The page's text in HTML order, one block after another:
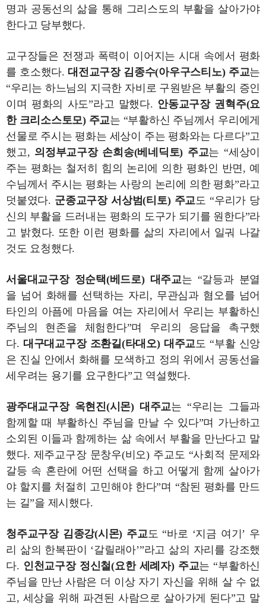
명과 공동선의 삶을 통해 그리스도의 부활을 살아가야
한다고 당부했다.
교구장들은 전쟁과 폭력이 이어지는 시대 속에서 평화
를 호소했다. 대전교구장 김종수(아우구스티노) 주교는
“우리는 하느님의 지극한 자비로 구원받은 부활의 증인
이며 평화의 사도”라고 말했다. 안동교구장 권혁주(요
한 크리소스토모) 주교는 “부활하신 주님께서 우리에게
선물로 주시는 평화는 세상이 주는 평화와는 다르다”고
했고, 의정부교구장 손희송(베네딕토) 주교는 “세상이
주는 평화는 철저히 힘의 논리에 의한 평화인 반면, 예
수님께서 주시는 평화는 사랑의 논리에 의한 평화”라고
덧붙였다. 군종교구장 서상범(티토) 주교도 “우리가 당
신의 부활을 드러내는 평화의 도구가 되기를 원한다”라
고 밝혔다. 또한 이런 평화를 삶의 자리에서 일궈 나갈
것도 요청했다.
서울대교구장 정순택(베드로) 대주교는 “갈등과 분열
을 넘어 화해를 선택하는 자리, 무관심과 혐오를 넘어
타인의 아픔에 마음을 여는 자리에서 우리는 부활하신
주님의 현존을 체험한다”며 우리의 응답을 촉구했
다. 대구대교구장 조환길(타대오) 대주교도 “부활 신앙
은 진실 안에서 화해를 모색하고 정의 위에서 공동선을
세우려는 용기를 요구한다”고 역설했다.
광주대교구장 옥현진(시몬) 대주교는 “우리는 그들과
함께할 때 부활하신 주님을 만날 수 있다”며 가난하고
소외된 이들과 함께하는 삶 속에서 부활을 만난다고 말
했다. 제주교구장 문창우(비오) 주교도 “사회적 문제와
갈등 속 혼란에 어떤 선택을 하고 어떻게 함께 살아가
야 할지를 처절히 고민해야 한다”며 “참된 평화를 만드
는 길”을 제시했다.
청주교구장 김종강(시몬) 주교도 “바로 ‘지금 여기’ 우
리 삶의 한복판이 ‘갈릴래아’”라고 삶의 자리를 강조했
다. 인천교구장 정신철(요한 세례자) 주교는 “부활하신
주님을 만난 사람은 더 이상 자기 자신을 위해 살 수 없
고, 세상을 위해 파견된 사람으로 살아가게 된다”고 말